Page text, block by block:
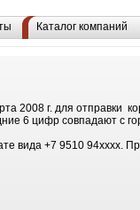
Каталог компаний
2008 г. для отправки
6 цифр совпадают с
вида +7 9510 94хххх.